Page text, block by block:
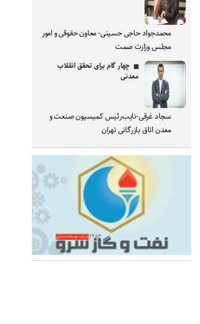
محمدجواد حاجی حسینی- معاون حقوقی و امور
مجلس وزارت صمت
چهار گام برای تحقق انقلاب
معدنی
سجاد غرقی-نایب‌رئیس کمیسیون صنعت و
معدن اتاق بازرگانی تهران